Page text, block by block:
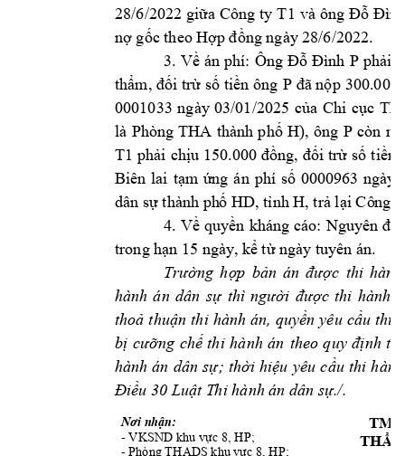
28/6/2022 giữa Công ty T1 và ông Đỗ
nợ gốc theo Hợp đồng ngày 28/6/2022.
3. Về án phí: Ông Đỗ Đình P phải
thẩm, đối trừ số tiền ông P đã nộp 300.000
0001033 ngày 03/01/2025 của Chi cục
là Phòng THA thành phố H), ông P còn
T1 phải chịu 150.000 đồng, đối trừ số tiền
Biên lai tạm ứng án phí số 0000963 ngày
dân sự thành phố HD, tỉnh H, trả lại Công
4. Về quyền kháng cáo: Nguyên
trong hạn 15 ngày, kể từ ngày tuyên án.
Trường hợp bản án được thi
hành án dân sự thì người được thi hành
thoả thuận thi hành án, quyền yêu cầu thi
bị cưỡng chế thi hành án theo quy định
hành án dân sự; thời hiệu yêu cầu thi
Điều 30 Luật Thi hành án dân sự./.
Nơi nhận:
- VKSND khu vực 8, HP;
- Phòng THADS khu vực 8, HP;
TM.